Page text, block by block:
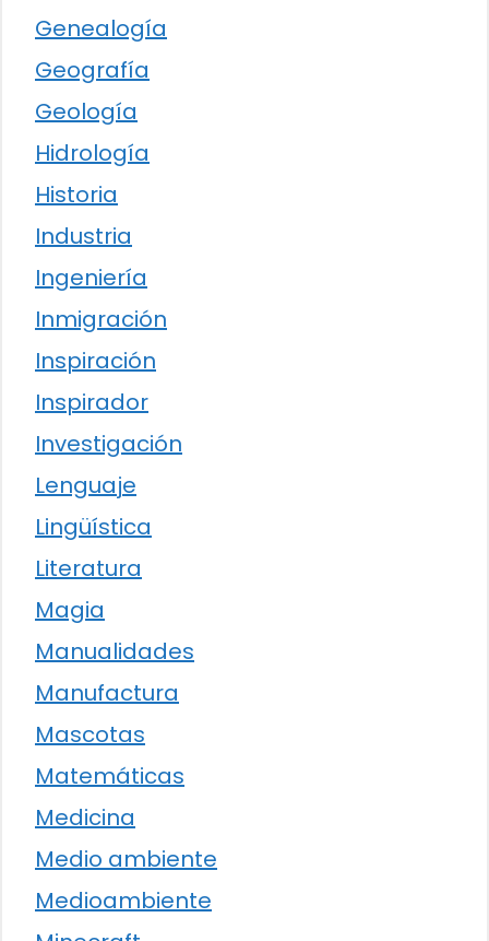
Genealogía
Geografía
Geología
Hidrología
Historia
Industria
Ingeniería
Inmigración
Inspiración
Inspirador
Investigación
Lenguaje
Lingüística
Literatura
Magia
Manualidades
Manufactura
Mascotas
Matemáticas
Medicina
Medio ambiente
Medioambiente